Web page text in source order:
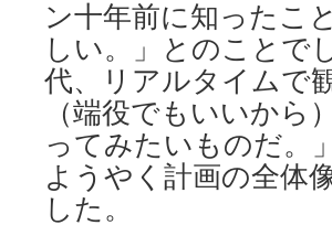
ン十年前に知った
しい。」とのこと
代、リアルタイムで
（端役でもいいから
ってみたいものだ
ようやく計画の全体
した。